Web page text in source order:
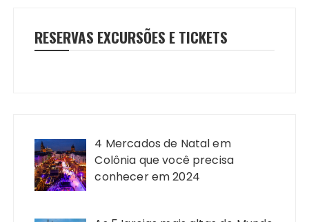
RESERVAS EXCURSÕES E TICKETS
4 Mercados de Natal em
Colônia que você precisa
conhecer em 2024